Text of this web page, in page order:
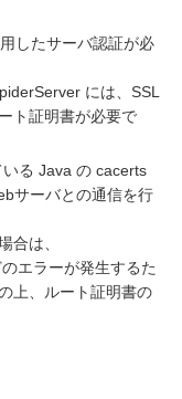
したサーバ認証が必
には、SSL
ト証明書が必要で
る Java の cacerts
サーバとの通信を行
合は、
エラーが発生するた
上、ルート証明書の